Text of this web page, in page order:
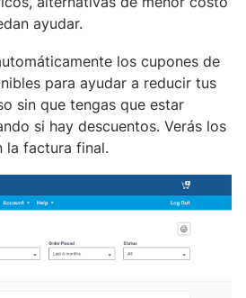
ayudar.
los cupones de
para ayudar a reducir tus
sin que tengas que estar
si hay descuentos. Verás los
la factura final.